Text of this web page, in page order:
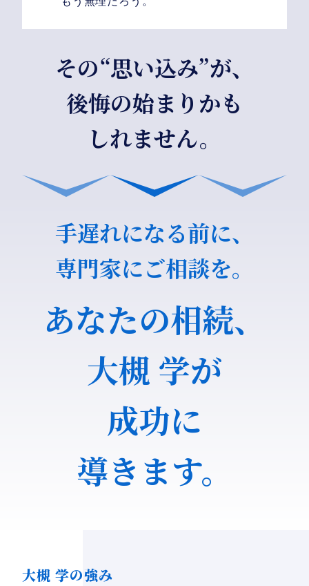
その“思い込み”が、
後悔の始まりかも
しれません。
手遅れになる前に、
専門家にご相談を。
あなたの相続、
大槻 学が
成功に
導きます。
大槻 学の強み